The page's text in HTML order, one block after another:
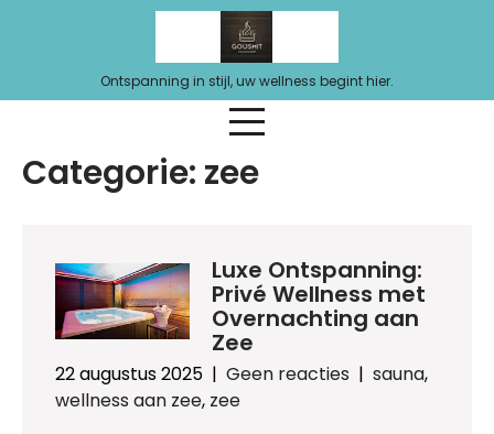
Ontspanning in stijl, uw wellness begint hier.
Categorie: zee
Luxe Ontspanning:
Privé Wellness met
Overnachting aan
Zee
22 augustus 2025 | Geen reacties | sauna,
wellness aan zee, zee